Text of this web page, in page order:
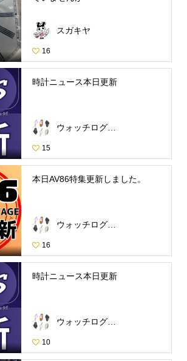
スガキヤ
16
時計ニュース本日更新
ウォッチログ・スタッフ
15
本日AV86特集更新しました。
ウォッチログ・スタッフ
16
時計ニュース本日更新
ウォッチログ・スタッフ
10